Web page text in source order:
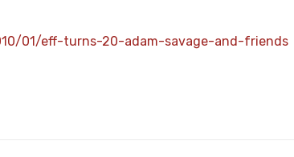
01/eff-turns-20-adam-savage-and-friends